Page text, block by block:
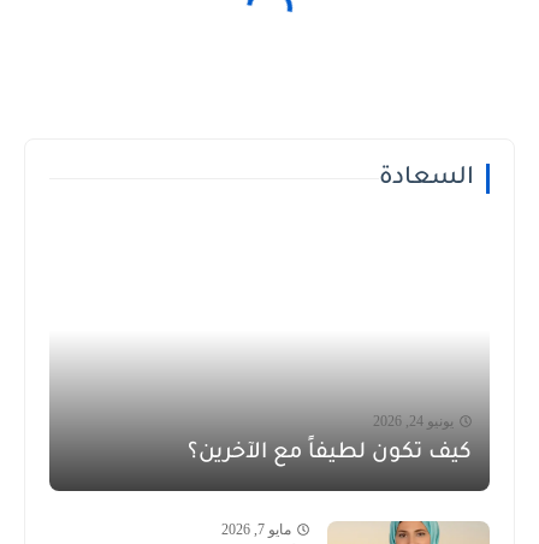
السعادة
يونيو 24, 2026
كيف تكون لطيفاً مع الآخرين؟
مايو 7, 2026